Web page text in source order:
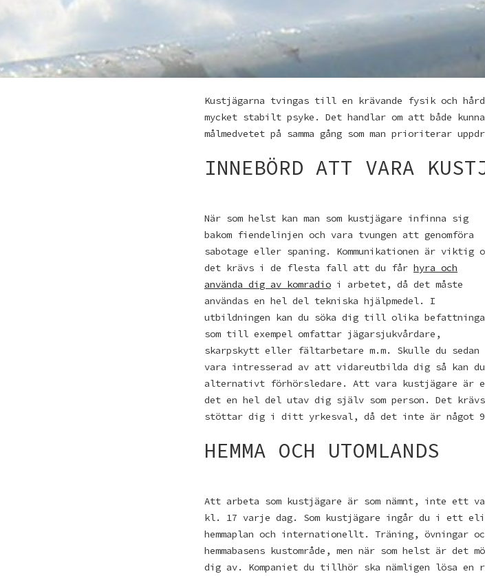
Kustjägarna tvingas till en krävande fysik och
mycket stabilt psyke. Det handlar om att både
målmedvetet på samma gång som man prioriterar
INNEBÖRD ATT VARA
När som helst kan man som kustjägare infinna sig
bakom fiendelinjen och vara tvungen att genomföra
sabotage eller spaning. Kommunikationen är viktig
det krävs i de flesta fall att du får hyra och
använda dig av komradio i arbetet, då det måste
användas en hel del tekniska hjälpmedel. I
utbildningen kan du söka dig till olika
som till exempel omfattar jägarsjukvårdare,
skarpskytt eller fältarbetare m.m. Skulle du sedan
vara intresserad av att vidareutbilda dig så kan
alternativt förhörsledare. Att vara kustjägare är
det en hel del utav dig själv som person. Det
stöttar dig i ditt yrkesval, då det inte är något
HEMMA OCH UTOMLANDS
Att arbeta som kustjägare är som nämnt, inte ett
kl. 17 varje dag. Som kustjägare ingår du i ett
hemmaplan och internationellt. Träning, övningar
hemmabasens kustområde, men när som helst är
dig av. Kompaniet du tillhör ska nämligen lösa en